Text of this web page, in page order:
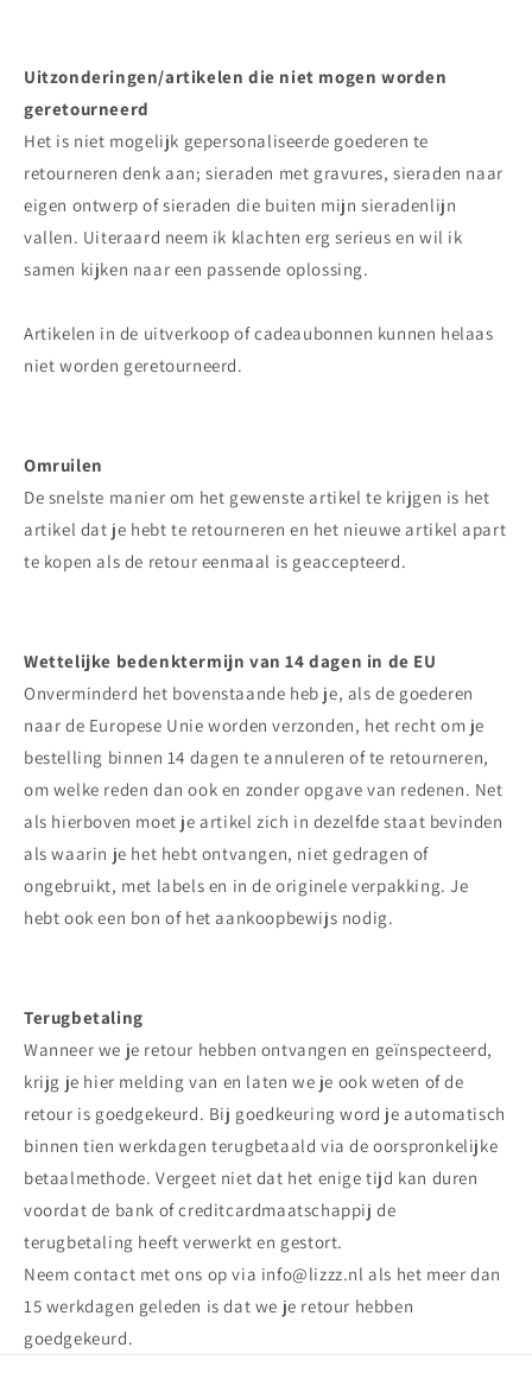
Uitzonderingen/artikelen die niet mogen worden
geretourneerd
Het is niet mogelijk gepersonaliseerde goederen te
retourneren denk aan; sieraden met gravures, sieraden naar
eigen ontwerp of sieraden die buiten mijn sieradenlijn
vallen. Uiteraard neem ik klachten erg serieus en wil ik
samen kijken naar een passende oplossing.
Artikelen in de uitverkoop of cadeaubonnen kunnen helaas
niet worden geretourneerd.
Omruilen
De snelste manier om het gewenste artikel te krijgen is het
artikel dat je hebt te retourneren en het nieuwe artikel apart
te kopen als de retour eenmaal is geaccepteerd.
Wettelijke bedenktermijn van 14 dagen in de EU
Onverminderd het bovenstaande heb je, als de goederen
naar de Europese Unie worden verzonden, het recht om je
bestelling binnen 14 dagen te annuleren of te retourneren,
om welke reden dan ook en zonder opgave van redenen. Net
als hierboven moet je artikel zich in dezelfde staat bevinden
als waarin je het hebt ontvangen, niet gedragen of
ongebruikt, met labels en in de originele verpakking. Je
hebt ook een bon of het aankoopbewijs nodig.
Terugbetaling
Wanneer we je retour hebben ontvangen en geïnspecteerd,
krijg je hier melding van en laten we je ook weten of de
retour is goedgekeurd. Bij goedkeuring word je automatisch
binnen tien werkdagen terugbetaald via de oorspronkelijke
betaalmethode. Vergeet niet dat het enige tijd kan duren
voordat de bank of creditcardmaatschappij de
terugbetaling heeft verwerkt en gestort.
Neem contact met ons op via info@lizzz.nl als het meer dan
15 werkdagen geleden is dat we je retour hebben
goedgekeurd.